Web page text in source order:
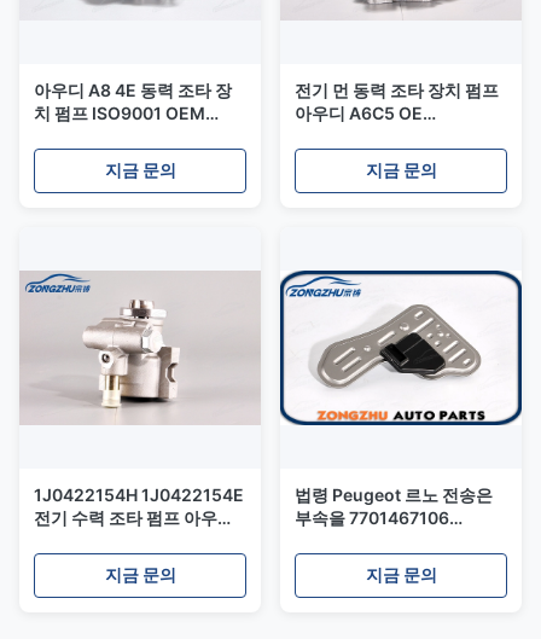
아우디 A8 4E 동력 조타 장
치 펌프 ISO9001 OEM
지금 문의
전기 먼 동력 조타 장치 펌프
아우디 A6C5 OE
지금 문의
1J0422154H 1J0422154E
전기 수력 조타 펌프 아우디
지금 문의
법령 Peugeot 르노 전송은
부속을 7701467106
지금 문의